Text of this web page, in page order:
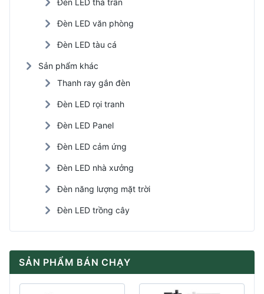
Đèn LED thả trần
Đèn LED văn phòng
Đèn LED tàu cá
Sản phẩm khác
Thanh ray gắn đèn
Đèn LED rọi tranh
Đèn LED Panel
Đèn LED cảm ứng
Đèn LED nhà xưởng
Đèn năng lượng mặt trời
Đèn LED trồng cây
SẢN PHẨM BÁN CHẠY